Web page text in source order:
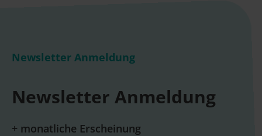
Newsletter Anmeldung
Newsletter Anmeldung
+ monatliche Erscheinung